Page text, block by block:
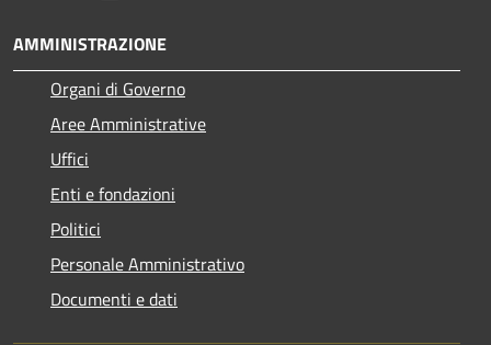
AMMINISTRAZIONE
Organi di Governo
Aree Amministrative
Uffici
Enti e fondazioni
Politici
Personale Amministrativo
Documenti e dati